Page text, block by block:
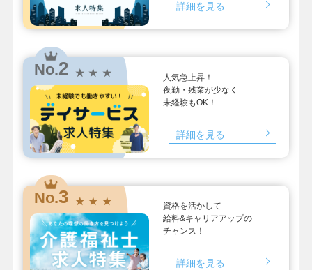
詳細を見る
No.2 ★ ★ ★
人気急上昇！
夜勤・残業が少なく
未経験もOK！
詳細を見る
No.3 ★ ★ ★
資格を活かして
給料&キャリアアップの
チャンス！
詳細を見る